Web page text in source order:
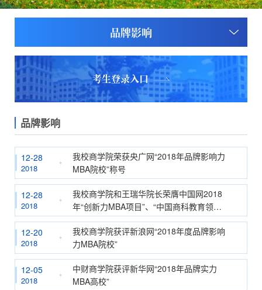
品牌影响
考生登录入口
品牌影响
12-28
2018
我校商学院荣获央广网“2018年品牌影响力
MBA院校”称号
12-28
2018
我校商学院和王瑞华院长荣膺中国网2018
年“创新力MBA项目”、“中国商科教育领航
人物”称号
12-20
2018
我校商学院获评新浪网“2018年度品牌影响
力MBA院校”
12-05
2018
中财商学院获评新华网“2018年品牌实力
MBA高校”